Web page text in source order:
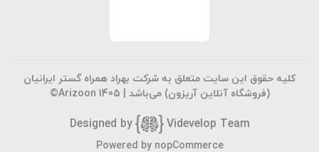
کلیه حقوق این سایت متعلق به شرکت بهراد همراه گستر ایرانیان
(فروشگاه آنلاین آریزون) می‌باشد | ©Arizoon 1405
Designed by Videvelop Team
Powered by nopCommerce